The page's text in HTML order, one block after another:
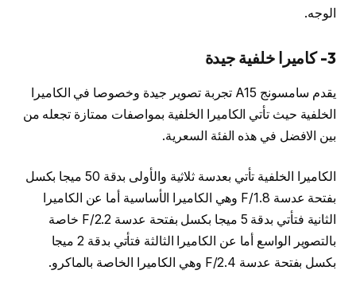
الوجه.
3- كاميرا خلفية جيدة
يقدم سامسونج A15 تجربة تصوير جيدة وخصوصا في الكاميرا
الخلفية حيث تأتي الكاميرا الخلفية بمواصفات ممتازة تجعله من
بين الافضل في هذه الفئة السعرية.
الكاميرا الخلفية تأتي بعدسة ثلاثية والأولى بدقة 50 ميجا بكسل
بفتحة عدسة F/1.8 وهي الكاميرا الأساسية أما عن الكاميرا
الثانية فتأتي بدقة 5 ميجا بكسل بفتحة عدسة F/2.2 خاصة
بالتصوير الواسع أما عن الكاميرا الثالثة فتأتي بدقة 2 ميجا
بكسل بفتحة عدسة F/2.4 وهي الكاميرا الخاصة بالماكرو.